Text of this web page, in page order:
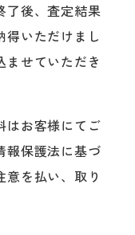
了後、査定結果
得いただけまし
ませていただき
はお客様にてご
報保護法に基づ
を払い、取り